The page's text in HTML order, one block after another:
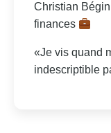
Christian
finances
«Je vis quand
indescriptible